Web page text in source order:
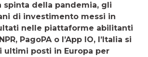
spinta della pandemia, gli
di investimento messi in
nelle piattaforme abilitanti
PagoPA o l’App IO, l’Italia si
ultimi posti in Europa per